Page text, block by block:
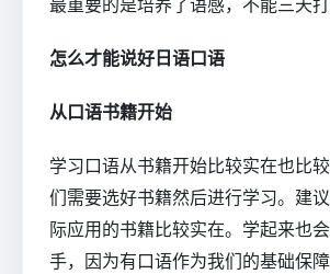
最重要的是培养了语感，不能三天打
怎么才能说好日语口语
从口语书籍开始
学习口语从书籍开始比较实在也比
们需要选好书籍然后进行学习。建
际应用的书籍比较实在。学起来也
手，因为有口语作为我们的基础保障